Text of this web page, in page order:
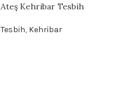
Ateş Kehribar Tesbih
Tesbih, Kehribar